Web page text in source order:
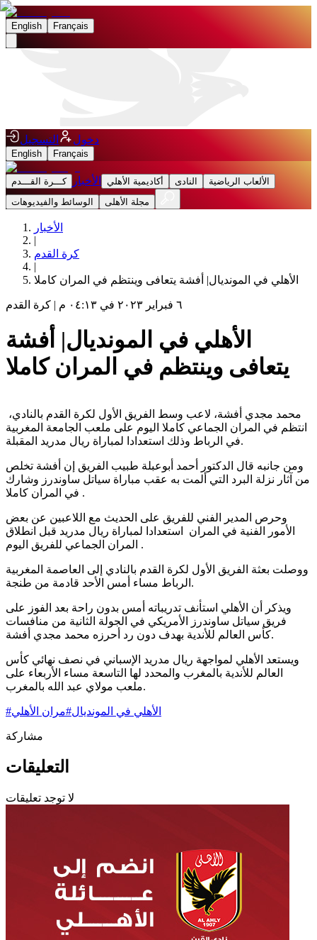
English Français
دخول التسجيل
English Français
كـــرة القـــدم الأخبار أكاديمية الأهلي النادى
الألعاب الرياضية
الوسائط والفيديوهات
مجلة الأهلى
الأخبار
|
كرة القدم
|
الأهلي في المونديال| أفشة يتعافى وينتظم في المران كاملا
٦ فبراير ٢٠٢٣ في ٠٤:١٣ م | كرة القدم
الأهلي في المونديال| أفشة
يتعافى وينتظم في المران كاملا
محمد مجدي أفشة، لاعب وسط الفريق الأول لكرة القدم بالنادي،
انتظم في المران الجماعي كاملا اليوم على ملعب الجامعة المغربية
في الرباط وذلك استعدادا لمباراة ريال مدريد المقبلة.
ومن جانبه قال الدكتور أحمد أبوعبلة طبيب الفريق إن أفشة تخلص
من آثار نزلة البرد التي ألمت به عقب مباراة سياتل ساوندرز وشارك
في المران كاملا .
وحرص المدير الفني للفريق على الحديث مع اللاعبين عن بعض
الأمور الفنية في المران استعدادا لمباراة ريال مدريد قبل انطلاق
المران الجماعي للفريق اليوم .
ووصلت بعثة الفريق الأول لكرة القدم بالنادي إلى العاصمة المغربية
الرباط مساء أمس الأحد قادمة من طنجة.
ويذكر أن الأهلي استأنف تدريباته أمس بدون راحة بعد الفوز على
فريق سياتل ساوندرز الأمريكي في الجولة الثانية من منافسات
كأس العالم للأندية بهدف دون رد أحرزه محمد مجدي أفشة.
ويستعد الأهلي لمواجهة ريال مدريد الإسباني في نصف نهائي كأس
العالم للأندية بالمغرب والمحدد لها التاسعة مساء الأربعاء على
ملعب مولاي عبد الله بالمغرب.
# الأهلي في المونديال#مران الأهلي
مشاركة
التعليقات
لا توجد تعليقات